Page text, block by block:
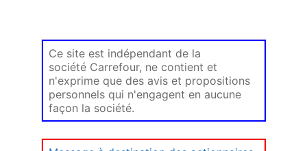
Ce site est indépendant de la
société Carrefour, ne contient et
n'exprime que des avis et propositions
personnels qui n'engagent en aucune
façon la société.